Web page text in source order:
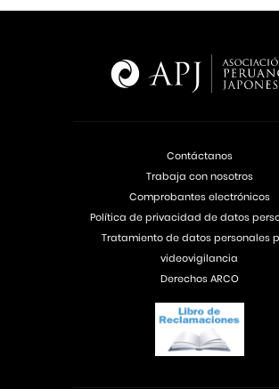
Contáctanos
Trabaja con nosotros
Comprobantes electrónicos
Política de privacidad de datos
Tratamiento de datos personales
videovigilancia
Derechos ARCO